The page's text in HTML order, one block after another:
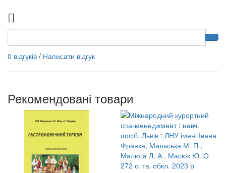
0 відгуків / Написати відгук
Рекомендовані товари